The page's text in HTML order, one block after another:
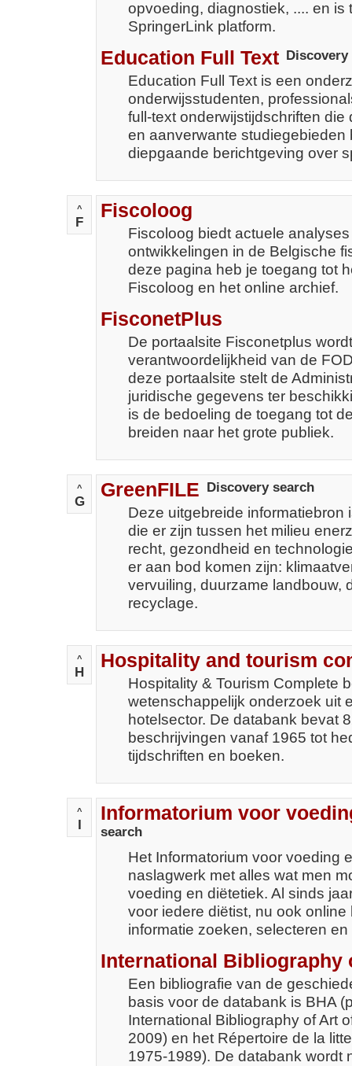
opvoeding, diagnostiek, .... en is
SpringerLink platform.
Education Full Text Discovery
Education Full Text is een
onderwijsstudenten,
full-text onderwijstijdschriften
en aanverwante studiegebieden
diepgaande berichtgeving over
^
F
Fiscoloog
Fiscoloog biedt actuele
ontwikkelingen in de Belgische
deze pagina heb je toegang tot
Fiscoloog en het online archief.
FisconetPlus
De portaalsite Fisconetplus
verantwoordelijkheid van de
deze portaalsite stelt de
juridische gegevens ter
is de bedoeling de toegang tot
breiden naar het grote publiek.
^
G
GreenFILE Discovery search
Deze uitgebreide
die er zijn tussen het milieu
recht, gezondheid en
er aan bod komen zijn:
vervuiling, duurzame landbouw,
recyclage.
^
H
Hospitality and tourism
Hospitality & Tourism Complete
wetenschappelijk onderzoek uit
hotelsector. De databank bevat
beschrijvingen vanaf 1965 tot
tijdschriften en boeken.
^ Informatorium voor
search
Het Informatorium voor voeding
naslagwerk met alles wat men
voeding en diëtetiek. Al sinds
voor iedere diëtist, nu ook
informatie zoeken, selecteren
International Bibliography
Een bibliografie van de
basis voor de databank is BHA
International Bibliography of Art
2009) en het Répertoire de la
1975-1989). De databank wordt